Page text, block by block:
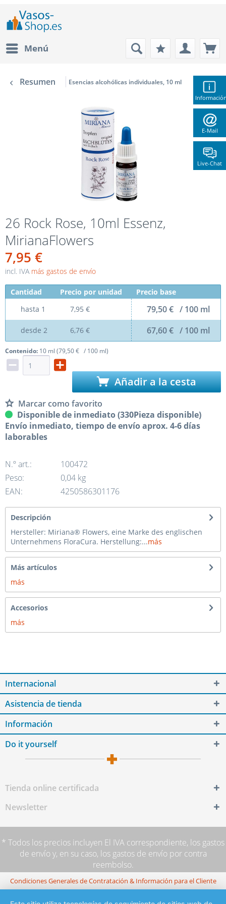
E-Mail
Live-Chat
Menú
Resumen Esencias alcohólicas individuales, 10 ml
26 Rock Rose, 10ml Essenz,
MirianaFlowers
7,95 €
incl. IVA más gastos de envío
Cantidad Precio por unidad
Precio base
hasta 1 7,95 € 79,50 € / 100 ml
desde 2 6,76 € 67,60 € / 100 ml
Contenido: 10 ml (79,50 € / 100 ml)
Añadir a la cesta
Marcar como favorito
Disponible de inmediato (330Pieza disponible)
Envío inmediato, tiempo de envío aprox. 4-6 días
laborables
N.º art.:
100472
Peso:
0,04 kg
EAN:
4250586301176
Descripción
Hersteller: Miriana® Flowers, eine Marke des englischen
Unternehmens FloraCura. Herstellung:...más
Más artículos
más
Accesorios
más
Internacional
Asistencia de tienda
Información
Do it yourself
Tienda online certificada
Newsletter
* Todos los precios incluyen El IVA correspondiente, los gastos
de envíoy, en su caso, los gastos de envío por contra
reembolso.
Condiciones Generales de Contratación & Información para el Cliente